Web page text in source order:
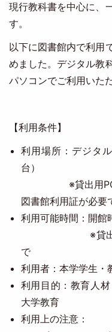
現行教科書を中心に、
す。
以下に図書館内で利用
めました。デジタル教
パソコンでご利用いた
【利用条件】
利用場所：デジタ
台）
※貸出用PCを
図書館利用証が必要
利用可能時間：開館
※貸出用PCは
で​​​​
利用者：本学学生・
利用目的：教育人
大学教育
利用上の注意：